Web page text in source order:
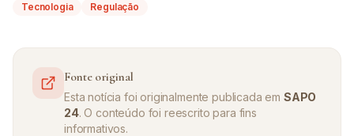
Tecnologia
Regulação
Fonte original
Esta notícia foi originalmente publicada em SAPO
24. O conteúdo foi reescrito para fins
informativos.